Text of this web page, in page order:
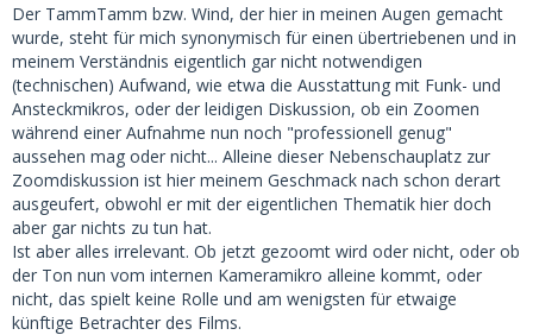
Der TammTamm bzw. Wind, der hier in meinen Augen gemacht
wurde, steht für mich synonymisch für einen übertriebenen und in
meinem Verständnis eigentlich gar nicht notwendigen
(technischen) Aufwand, wie etwa die Ausstattung mit Funk- und
Ansteckmikros, oder der leidigen Diskussion, ob ein Zoomen
während einer Aufnahme nun noch "professionell genug"
aussehen mag oder nicht... Alleine dieser Nebenschauplatz zur
Zoomdiskussion ist hier meinem Geschmack nach schon derart
ausgeufert, obwohl er mit der eigentlichen Thematik hier doch
aber gar nichts zu tun hat.
Ist aber alles irrelevant. Ob jetzt gezoomt wird oder nicht, oder ob
der Ton nun vom internen Kameramikro alleine kommt, oder
nicht, das spielt keine Rolle und am wenigsten für etwaige
künftige Betrachter des Films.